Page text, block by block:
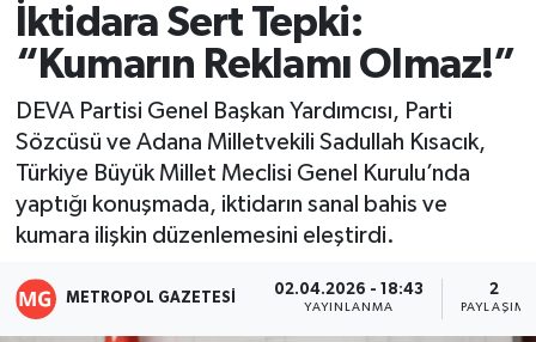
İktidara Sert Tepki:
“Kumarın Reklamı Olmaz!”
DEVA Partisi Genel Başkan Yardımcısı, Parti
Sözcüsü ve Adana Milletvekili Sadullah Kısacık,
Türkiye Büyük Millet Meclisi Genel Kurulu’nda
yaptığı konuşmada, iktidarın sanal bahis ve
kumara ilişkin düzenlemesini eleştirdi.
METROPOL GAZETESI 02.04.2026 - 18:43
YAYINLANMA
2
PAYLAŞIM
Resmi İlanlar